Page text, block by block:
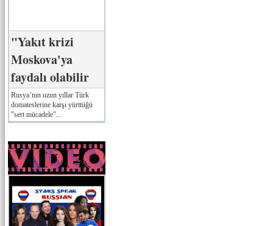
"Yakıt krizi
Moskova'ya
faydalı olabilir
Rusya’nın uzun yıllar Türk
domateslerine karşı yürttüğü
"sert mücadele"...